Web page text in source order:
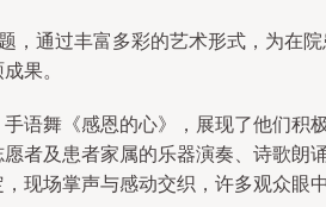
通过丰富多彩的艺术形式，为在院
果。
语舞《感恩的心》，展现了他们积极
者及患者家属的乐器演奏、诗歌朗
现场掌声与感动交织，许多观众眼